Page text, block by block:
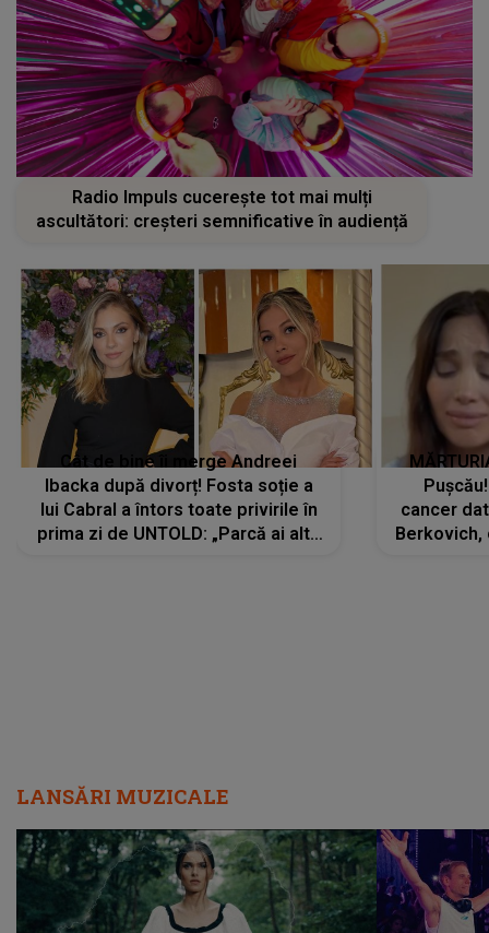
Radio Impuls cucerește tot mai mulți
ascultători: creșteri semnificative în audiență
Cât de bine îi merge Andreei
Ibacka după divorț! Fosta soție a
lui Cabral a întors toate privirile în
prima zi de UNTOLD: „Parcă ai altă
cancer
Berkovich,
LANSĂRI MUZICALE